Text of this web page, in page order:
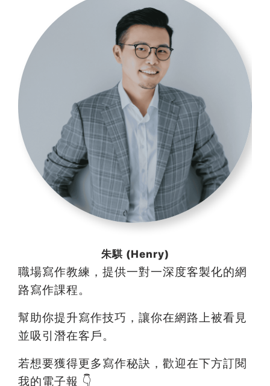
朱騏 (Henry)
職場寫作教練，提供一對一深度客製化的網
路寫作課程。
幫助你提升寫作技巧，讓你在網路上被看見
並吸引潛在客戶。
若想要獲得更多寫作秘訣，歡迎在下方訂閱
我的電子報 👇